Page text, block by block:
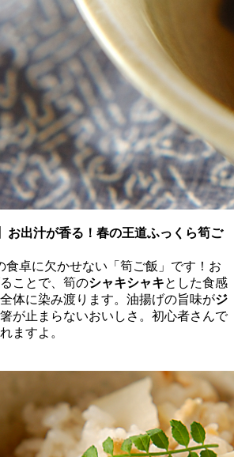
お出汁が香る！春の王道ふっくら筍ご
食卓に欠かせない「筍ご飯」です！お
ことで、筍のシャキシャキとした食感
体に染み渡ります。油揚げの旨味がジ
が止まらないおいしさ。初心者さんで
ますよ。